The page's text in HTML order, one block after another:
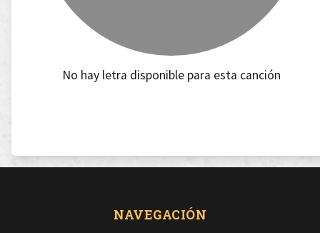
No hay letra disponible para esta canción
NAVEGACIÓN